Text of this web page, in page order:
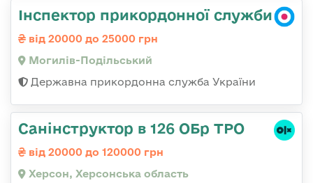
Інспектор прикордонної служби
від 20000 до 25000 грн
Могилів-Подільський
Державна прикордонна служба України
Санінструктор в 126 ОБр ТРО
від 20000 до 120000 грн
Херсон, Херсонська область